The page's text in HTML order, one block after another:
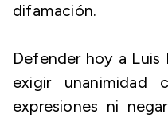
difamación.
Defender hoy a Luis
exigir
expresiones ni